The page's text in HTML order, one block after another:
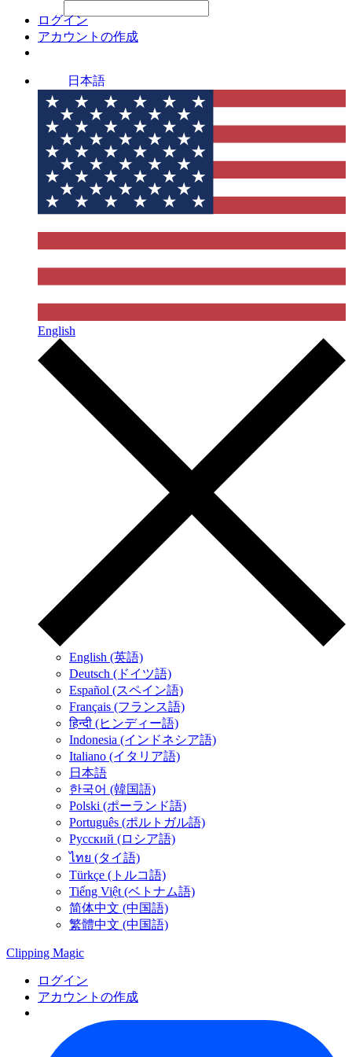
ログイン
アカウントの作成
日本語
English
English (英語)
Deutsch (ドイツ語)
Español (スペイン語)
Français (フランス語)
हिन्दी (ヒンディー語)
Indonesia (インドネシア語)
Italiano (イタリア語)
日本語
한국어 (韓国語)
Polski (ポーランド語)
Português (ポルトガル語)
Русский (ロシア語)
ไทย (タイ語)
Türkçe (トルコ語)
Tiếng Việt (ベトナム語)
简体中文 (中国語)
繁體中文 (中国語)
Clipping Magic
ログイン
アカウントの作成